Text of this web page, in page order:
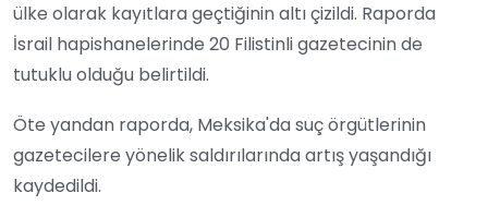
ülke olarak kayıtlara geçtiğinin altı çizildi. Raporda
İsrail hapishanelerinde 20 Filistinli gazetecinin de
tutuklu olduğu belirtildi.
Öte yandan raporda, Meksika'da suç örgütlerinin
gazetecilere yönelik saldırılarında artış yaşandığı
kaydedildi.